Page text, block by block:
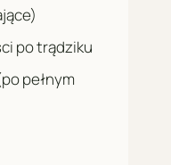
po trądziku
pełnym